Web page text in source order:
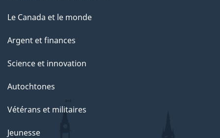
Le Canada et le monde
Argent et finances
Science et innovation
Autochtones
Vétérans et militaires
Jeunesse